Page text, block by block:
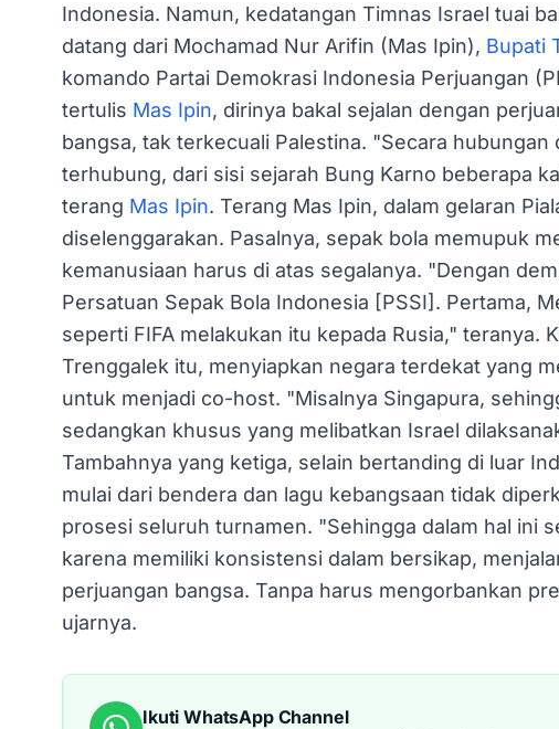
Indonesia. Namun, kedatangan Timnas Israel tuai
datang dari Mochamad Nur Arifin (Mas Ipin), Bupati
komando Partai Demokrasi Indonesia Perjuangan
tertulis Mas Ipin, dirinya bakal sejalan dengan
bangsa, tak terkecuali Palestina. "Secara
terhubung, dari sisi sejarah Bung Karno beberapa
terang Mas Ipin. Terang Mas Ipin, dalam gelaran
diselenggarakan. Pasalnya, sepak bola memupuk
kemanusiaan harus di atas segalanya. "Dengan
Persatuan Sepak Bola Indonesia [PSSI]. Pertama,
seperti FIFA melakukan itu kepada Rusia," teranya.
Trenggalek itu, menyiapkan negara terdekat yang
untuk menjadi co-host. "Misalnya Singapura,
sedangkan khusus yang melibatkan Israel
Tambahnya yang ketiga, selain bertanding di luar
mulai dari bendera dan lagu kebangsaan tidak
prosesi seluruh turnamen. "Sehingga dalam hal ini
karena memiliki konsistensi dalam bersikap,
perjuangan bangsa. Tanpa harus mengorbankan
ujarnya.
Ikuti WhatsApp Channel